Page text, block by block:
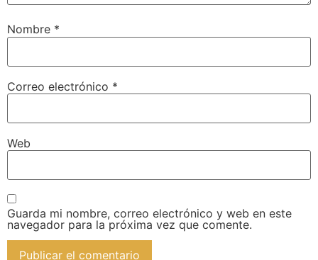
Nombre *
Correo electrónico *
Web
Guarda mi nombre, correo electrónico y web en este
navegador para la próxima vez que comente.